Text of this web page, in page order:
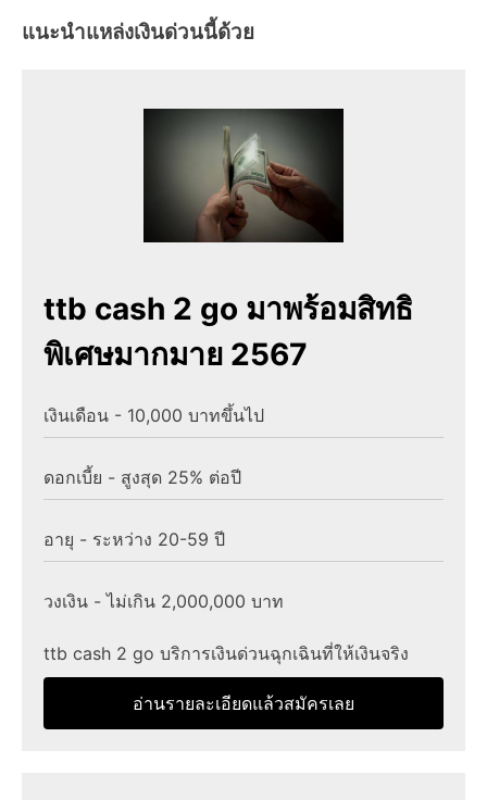
แนะนำแหล่งเงินด่วนนี้ด้วย
ttb cash 2 go มาพร้อมสิทธิ
พิเศษมากมาย 2567
เงินเดือน - 10,000 บาทขึ้นไป
ดอกเบี้ย - สูงสุด 25% ต่อปี
อายุ - ระหว่าง 20-59 ปี
วงเงิน - ไม่เกิน 2,000,000 บาท
ttb cash 2 go บริการเงินด่วนฉุกเฉินที่ให้เงินจริง
อ่านรายละเอียดแล้วสมัครเลย